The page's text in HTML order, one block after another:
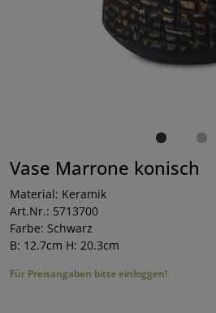
Vase Marrone konisch
Material: Keramik
Art.Nr.: 5713700
Farbe: Schwarz
B: 12.7cm H: 20.3cm
Für Preisangaben bitte einloggen!